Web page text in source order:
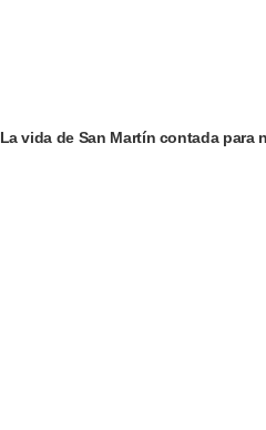
La vida de San Martín contada para